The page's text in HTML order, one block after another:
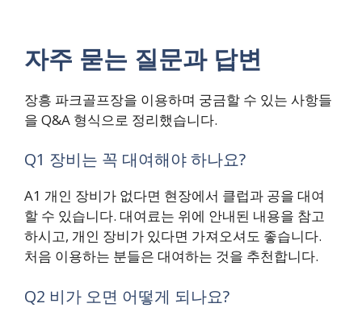
자주 묻는 질문과 답변
장흥 파크골프장을 이용하며 궁금할 수 있는 사항들
을 Q&A 형식으로 정리했습니다.
Q1 장비는 꼭 대여해야 하나요?
A1 개인 장비가 없다면 현장에서 클럽과 공을 대여
할 수 있습니다. 대여료는 위에 안내된 내용을 참고
하시고, 개인 장비가 있다면 가져오셔도 좋습니다.
처음 이용하는 분들은 대여하는 것을 추천합니다.
Q2 비가 오면 어떻게 되나요?